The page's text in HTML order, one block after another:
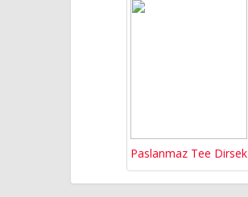
Paslanmaz Tee Dirsek